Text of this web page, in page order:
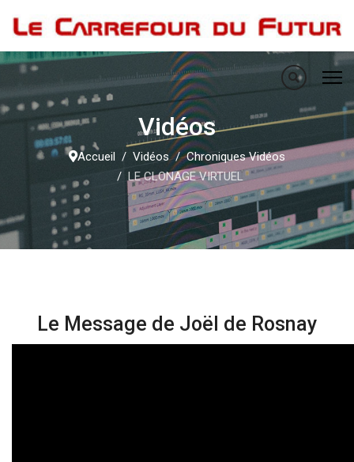
Vidéos
Accueil Vidéos
Chroniques Vidéos
LE CLONAGE VIRTUEL
Le Message de Joël de Rosnay